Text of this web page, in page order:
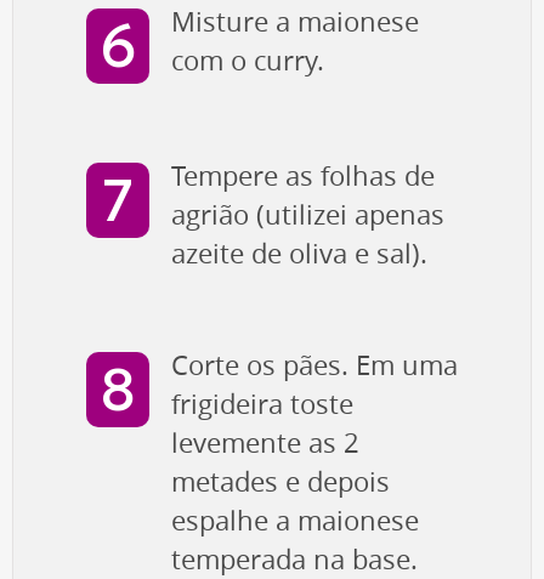
Misture a maionese
com o curry.
Tempere as folhas de
agrião (utilizei apenas
azeite de oliva e sal).
Corte os pães. Em uma
frigideira toste
levemente as 2
metades e depois
espalhe a maionese
temperada na base.